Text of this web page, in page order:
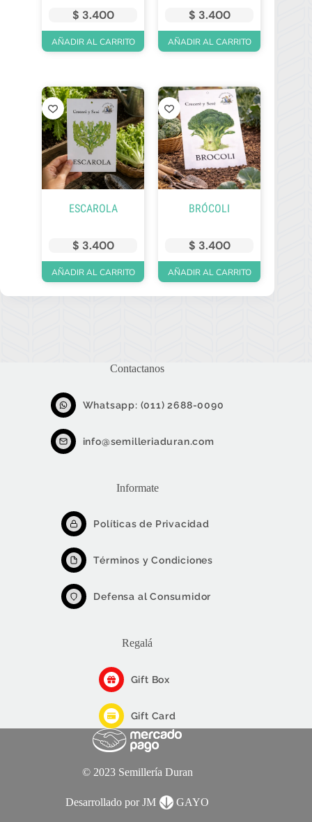
$ 3.400
AÑADIR AL CARRITO
$ 3.400
AÑADIR AL CARRITO
ESCAROLA
$ 3.400
AÑADIR AL CARRITO
BRÓCOLI
$ 3.400
AÑADIR AL CARRITO
Contactanos
Whatsapp: (011) 2688-0090
info@semilleriaduran.com
Informate
Políticas de Privacidad
Términos y Condiciones
Defensa al Consumidor
Regalá
Gift Box
Gift Card
© 2023 Semillería Duran
Desarrollado por JM GAYO